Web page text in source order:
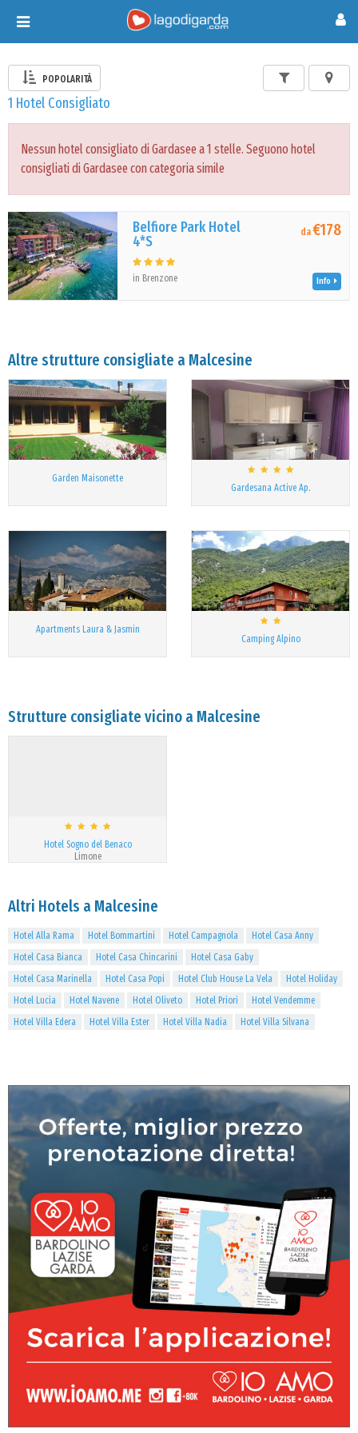
Toggle
navigation
POPOLARITÀ
1 Hotel Consigliato
Nessun hotel consigliato di Gardasee a 1 stelle. Seguono hotel
consigliati di Gardasee con categoria simile
Belfiore Park Hotel
4*S
in Brenzone
da€178
Info
Altre strutture consigliate a Malcesine
Garden Maisonette
Gardesana Active Ap.
Apartments Laura & Jasmin
Camping Alpino
Strutture consigliate vicino a Malcesine
Hotel Sogno del Benaco
Limone
Altri Hotels a Malcesine
Hotel Alla Rama Hotel Bommartini Hotel Campagnola
Hotel Casa Anny
Hotel Casa Bianca
Hotel Casa Chincarini
Hotel Casa Gaby
Hotel Casa Marinella
Hotel Casa Popi Hotel Club House La Vela
Hotel Holiday
Hotel Lucia
Hotel Navene Hotel Oliveto Hotel Priori
Hotel Vendemme
Hotel Villa Edera
Hotel Villa Ester Hotel Villa Nadia Hotel Villa Silvana